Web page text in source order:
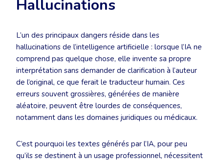
Hallucinations
L’un des principaux dangers réside dans les
hallucinations de l’intelligence artificielle : lorsque l’IA ne
comprend pas quelque chose, elle invente sa propre
interprétation sans demander de clarification à l’auteur
de l’original, ce que ferait le traducteur humain. Ces
erreurs souvent grossières, générées de manière
aléatoire, peuvent être lourdes de conséquences,
notamment dans les domaines juridiques ou médicaux.
C’est pourquoi les textes générés par l’IA, pour peu
qu’ils se destinent à un usage professionnel, nécessitent